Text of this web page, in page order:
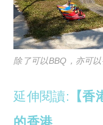
除了可以BBQ，亦可
延伸閱讀: 【
的香港